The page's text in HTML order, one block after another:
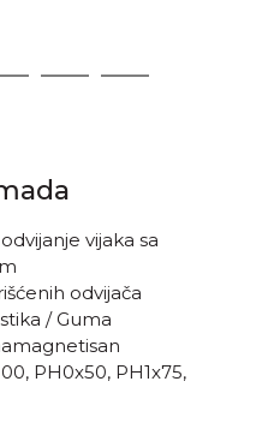
3 4 5
vijaka sa
odvijača
/ Guma
PH0x50, PH1x75,